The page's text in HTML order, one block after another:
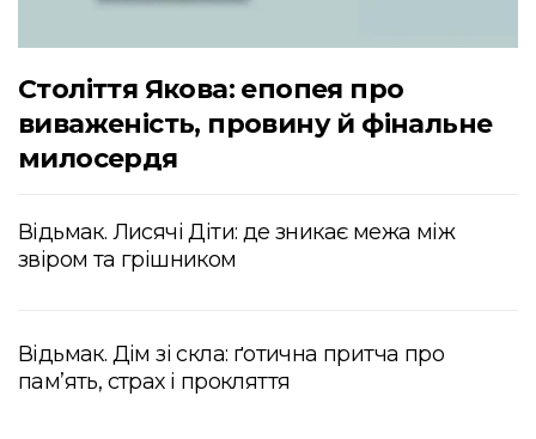
Століття Якова: епопея про
виваженість, провину й фінальне
милосердя
Відьмак. Лисячі Діти: де зникає межа між
звіром та грішником
Відьмак. Дім зі скла: ґотична притча про
пам’ять, страх і прокляття